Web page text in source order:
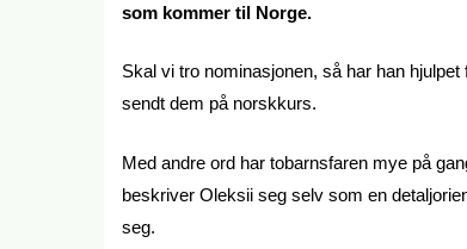
som kommer til Norge.
Skal vi tro nominasjonen, så har han
sendt dem på norskkurs.
Med andre ord har tobarnsfaren mye på
beskriver Oleksii seg selv som en
seg.